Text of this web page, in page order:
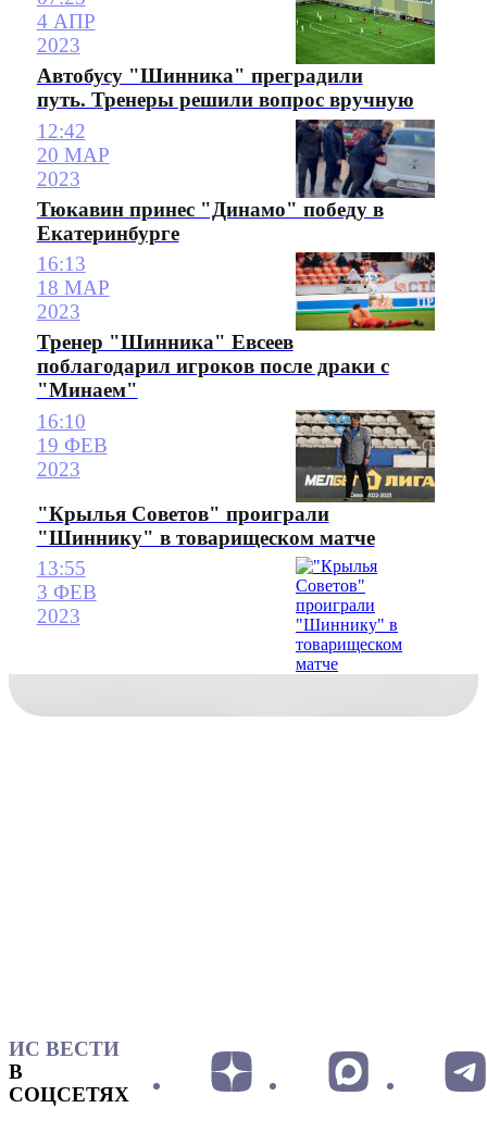
4 АПР
2023
Автобусу "Шинника" преградили
путь. Тренеры решили вопрос вручную
12:42
20 МАР
2023
Тюкавин принес "Динамо" победу в
Екатеринбурге
16:13
18 МАР
2023
Тренер "Шинника" Евсеев
поблагодарил игроков после драки с
"Минаем"
16:10
19 ФЕВ
2023
"Крылья Советов" проиграли
"Шиннику" в товарищеском матче
13:55
3 ФЕВ
2023
ИС ВЕСТИ
В
СОЦСЕТЯХ